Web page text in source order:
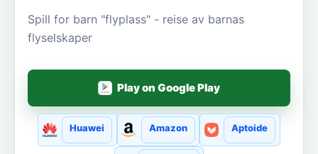
Spill for barn "flyplass" - reise av barnas
flyselskaper
Play on Google Play
Huawei Amazon Aptoide